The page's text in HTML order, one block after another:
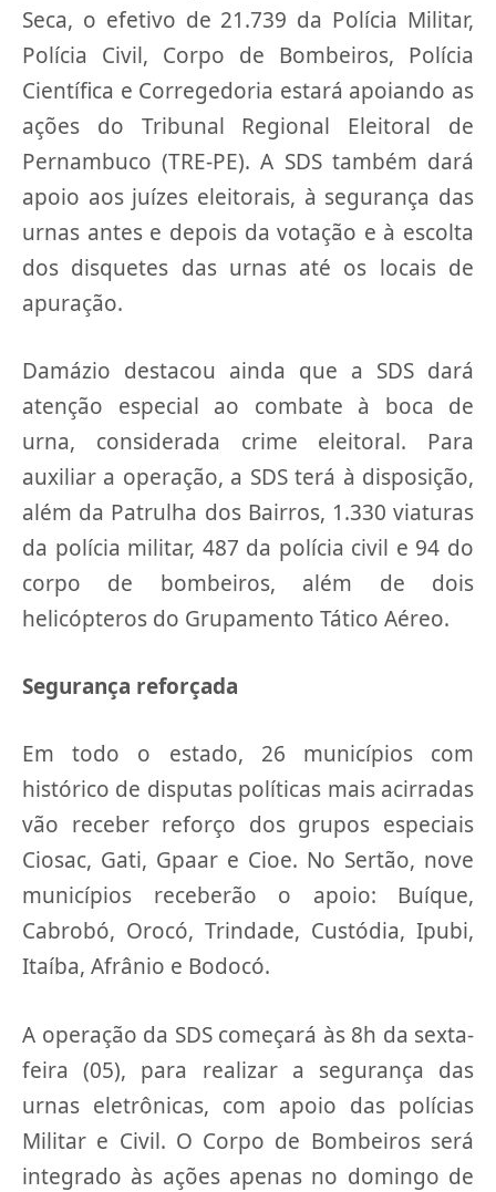
Seca, o efetivo de 21.739 da Polícia Militar,
Polícia Civil, Corpo de Bombeiros, Polícia
Científica e Corregedoria estará apoiando as
ações do Tribunal Regional Eleitoral de
Pernambuco (TRE-PE). A SDS também dará
apoio aos juízes eleitorais, à segurança das
urnas antes e depois da votação e à escolta
dos disquetes das urnas até os locais de
apuração.
Damázio destacou ainda que a SDS dará
atenção especial ao combate à boca de
urna, considerada crime eleitoral. Para
auxiliar a operação, a SDS terá à disposição,
além da Patrulha dos Bairros, 1.330 viaturas
da polícia militar, 487 da polícia civil e 94 do
corpo de bombeiros, além de dois
helicópteros do Grupamento Tático Aéreo.
Segurança reforçada
Em todo o estado, 26 municípios com
histórico de disputas políticas mais acirradas
vão receber reforço dos grupos especiais
Ciosac, Gati, Gpaar e Cioe. No Sertão, nove
municípios receberão o apoio: Buíque,
Cabrobó, Orocó, Trindade, Custódia, Ipubi,
Itaíba, Afrânio e Bodocó.
A operação da SDS começará às 8h da sexta-
feira (05), para realizar a segurança das
urnas eletrônicas, com apoio das polícias
Militar e Civil. O Corpo de Bombeiros será
integrado às ações apenas no domingo de